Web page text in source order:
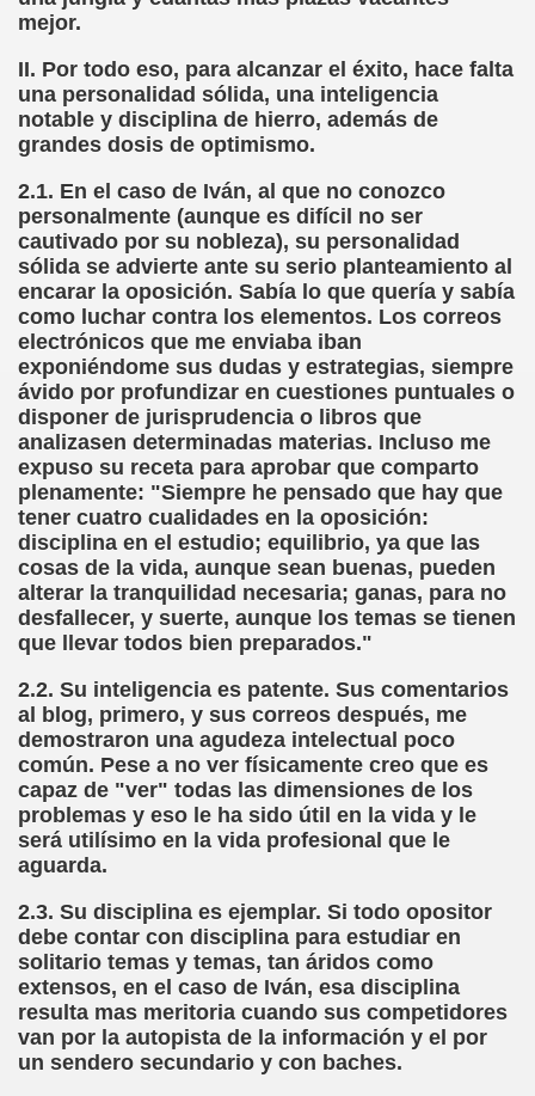
mejor.
II. Por todo eso, para alcanzar el éxito, hace falta
una personalidad sólida, una inteligencia
notable y disciplina de hierro, además de
grandes dosis de optimismo.
2.1. En el caso de Iván, al que no conozco
personalmente (aunque es difícil no ser
cautivado por su nobleza), su personalidad
sólida se advierte ante su serio planteamiento al
encarar la oposición. Sabía lo que quería y sabía
como luchar contra los elementos. Los correos
electrónicos que me enviaba iban
exponiéndome sus dudas y estrategias, siempre
ávido por profundizar en cuestiones puntuales o
disponer de jurisprudencia o libros que
analizasen determinadas materias. Incluso me
expuso su receta para aprobar que comparto
plenamente: "Siempre he pensado que hay que
tener cuatro cualidades en la oposición:
disciplina en el estudio; equilibrio, ya que las
cosas de la vida, aunque sean buenas, pueden
alterar la tranquilidad necesaria; ganas, para no
desfallecer, y suerte, aunque los temas se tienen
que llevar todos bien preparados."
2.2. Su inteligencia es patente. Sus comentarios
al blog, primero, y sus correos después, me
demostraron una agudeza intelectual poco
común. Pese a no ver físicamente creo que es
capaz de "ver" todas las dimensiones de los
problemas y eso le ha sido útil en la vida y le
será utilísimo en la vida profesional que le
aguarda.
2.3. Su disciplina es ejemplar. Si todo opositor
debe contar con disciplina para estudiar en
solitario temas y temas, tan áridos como
extensos, en el caso de Iván, esa disciplina
resulta mas meritoria cuando sus competidores
van por la autopista de la información y el por
un sendero secundario y con baches.
de Obstáculos (Juurmaa, J.)
de Escritura Táctil para Lectores con Ceguera o
de Hombres Ilustres de París (César Puente)
Maestro (F. Javier Bernal García)
Vicente (F. Javier Bernal)
Paz)
Figueroa)
(Puri Águila)
las Oposiciones (Elena Rodrigo)
(Luis Eduardo Martínez)
de la Educación Especial de la Mano de
Mi Vida (Teresa Bornez Abascal)
Ayudar a Personas con Discapacidad Visual
(Pedro Zurita)
sánchez Herrero)
Cuetos Suárez)
Otero)
Elissalde)
(Lídia León Esteban Y Víctor Martínez Maheux)